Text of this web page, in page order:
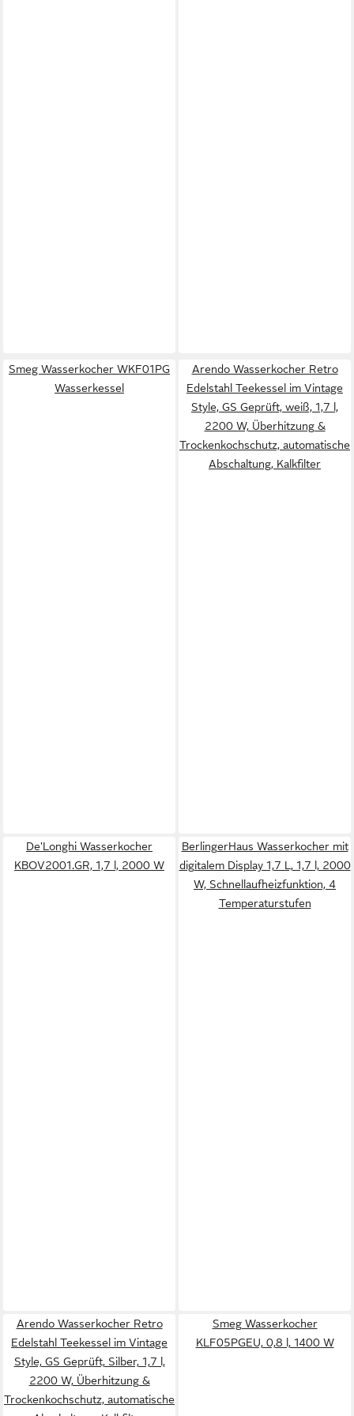
Smeg Wasserkocher WKF01PG
Wasserkessel
Arendo Wasserkocher Retro
Edelstahl Teekessel im Vintage
Style, GS Geprüft, weiß, 1,7 l,
2200 W, Überhitzung &
Trockenkochschutz, automatische
Abschaltung, Kalkfilter
De'Longhi Wasserkocher
KBOV2001.GR, 1,7 l, 2000 W
BerlingerHaus Wasserkocher mit
digitalem Display 1,7 L, 1,7 l, 2000
W, Schnellaufheizfunktion, 4
Temperaturstufen
Arendo Wasserkocher Retro
Edelstahl Teekessel im Vintage
Style, GS Geprüft, Silber, 1,7 l,
2200 W, Überhitzung &
Trockenkochschutz, automatische
Smeg Wasserkocher
KLF05PGEU, 0,8 l, 1400 W